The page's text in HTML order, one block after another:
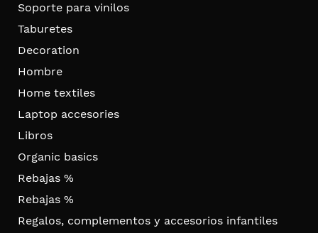
Soporte para vinilos
Taburetes
Decoration
Hombre
Home textiles
Laptop accesories
Libros
Organic basics
Rebajas %
Rebajas %
Regalos, complementos y accesorios infantiles